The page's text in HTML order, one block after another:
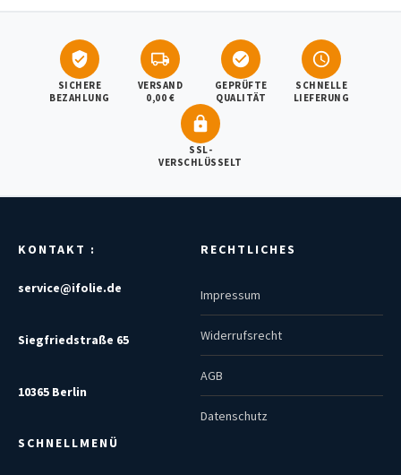
SICHERE
BEZAHLUNG
VERSAND
0,00 €
GEPRÜFTE
QUALITÄT
SCHNELLE
LIEFERUNG
SSL-
VERSCHLÜSSELT
KONTAKT :
service@ifolie.de
Siegfriedstraße 65
10365 Berlin
RECHTLICHES
Impressum
Widerrufsrecht
AGB
Datenschutz
SCHNELLMENÜ